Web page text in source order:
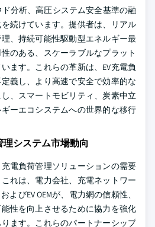
分析、高圧システム安全基準の融
続けています。提供者は、リアル
、持続可能性駆動型エネルギー最
のある、スケーラブルなプラット
ます。これらの革新は、EV充電負
義し、より高速で安全で効率的な
、スマートモビリティ、炭素中立
ーエコシステムへの世界的な移行
システム市場動向
電負荷管理ソリューションの需要
れは、電力会社、充電ネットワー
よびEV OEMが、電力網の信頼性、
性を向上させるために協力を強化
ます。これらのパートナーシップ